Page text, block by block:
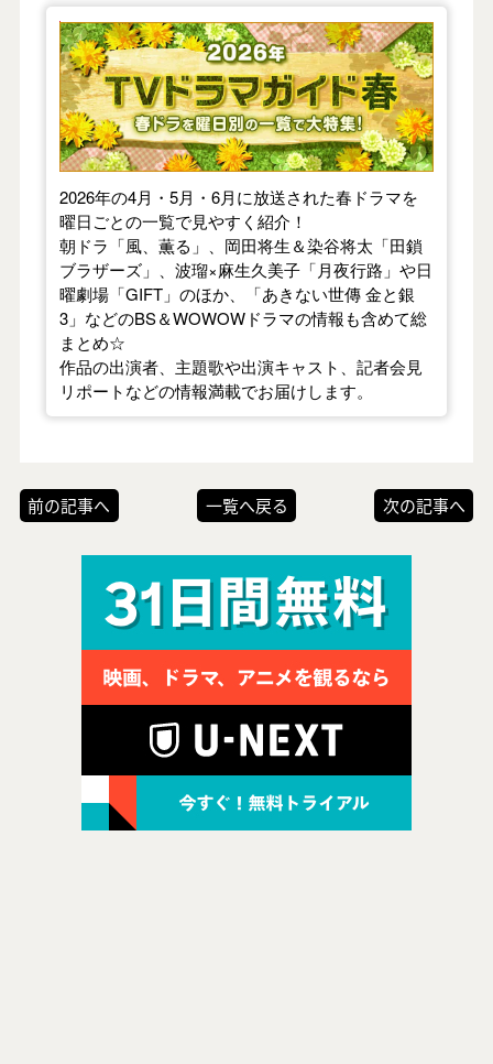
【2026年春】TVドラマガイド
2026年の4月・5月・6月に放送された春ドラマを
曜日ごとの一覧で見やすく紹介！
朝ドラ「風、薫る」、岡田将生＆染谷将太「田鎖
ブラザーズ」、波瑠×麻生久美子「月夜行路」や日
曜劇場「GIFT」のほか、「あきない世傳 金と銀
3」などのBS＆WOWOWドラマの情報も含めて総
まとめ☆
作品の出演者、主題歌や出演キャスト、記者会見
リポートなどの情報満載でお届けします。
前の記事へ 一覧へ戻る 次の記事へ